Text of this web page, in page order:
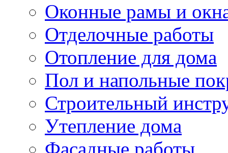
Оконные рамы и
Отделочные работы
Отопление для дома
Пол и напольные
Строительный
Утепление дома